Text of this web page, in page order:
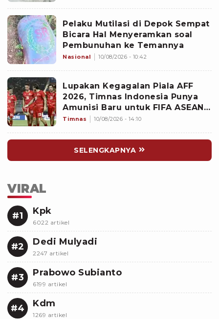
Pelaku Mutilasi di Depok Sempat
Bicara Hal Menyeramkan soal
Pembunuhan ke Temannya
Nasional 10/08/2026 - 10:42
Lupakan Kegagalan Piala AFF
2026, Timnas Indonesia Punya
Amunisi Baru untuk FIFA ASEAN
Cup, Siapa?
Timnas 10/08/2026 - 14:10
SELENGKAPNYA
VIRAL
#1 Kpk
6022 artikel
#2 Dedi Mulyadi
2247 artikel
#3 Prabowo Subianto
6199 artikel
#4 Kdm
1269 artikel